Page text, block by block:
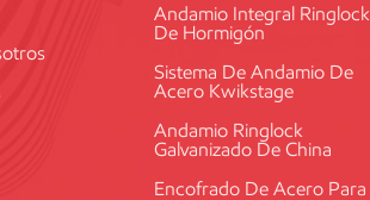
Andamio Integral Ringlock
De Hormigón
Sistema De Andamio De
Acero Kwikstage
Andamio Ringlock
Galvanizado De China
Encofrado De Acero Para